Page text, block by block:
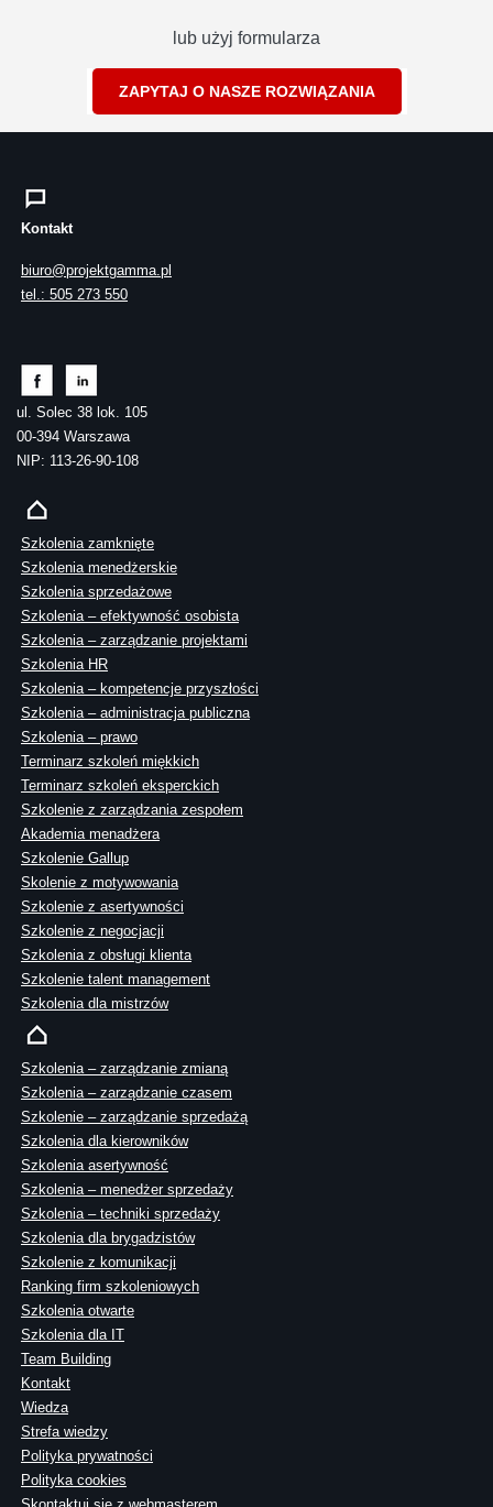
lub użyj formularza
ZAPYTAJ O NASZE ROZWIĄZANIA
Kontakt
biuro@projektgamma.pl
tel.: 505 273 550
ul. Solec 38 lok. 105
00-394 Warszawa
NIP: 113-26-90-108
Szkolenia zamknięte
Szkolenia menedżerskie
Szkolenia sprzedażowe
Szkolenia – efektywność osobista
Szkolenia – zarządzanie projektami
Szkolenia HR
Szkolenia – kompetencje przyszłości
Szkolenia – administracja publiczna
Szkolenia – prawo
Terminarz szkoleń miękkich
Terminarz szkoleń eksperckich
Szkolenie z zarządzania zespołem
Akademia menadżera
Szkolenie Gallup
Skolenie z motywowania
Szkolenie z asertywności
Szkolenie z negocjacji
Szkolenia z obsługi klienta
Szkolenie talent management
Szkolenia dla mistrzów
Szkolenia – zarządzanie zmianą
Szkolenia – zarządzanie czasem
Szkolenie – zarządzanie sprzedażą
Szkolenia dla kierowników
Szkolenia asertywność
Szkolenia – menedżer sprzedaży
Szkolenia – techniki sprzedaży
Szkolenia dla brygadzistów
Szkolenie z komunikacji
Ranking firm szkoleniowych
Szkolenia otwarte
Szkolenia dla IT
Team Building
Kontakt
Wiedza
Strefa wiedzy
Polityka prywatności
Polityka cookies